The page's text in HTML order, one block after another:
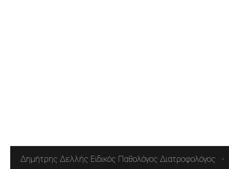
Δημήτρης Δελλής Ειδικός Παθολόγος Διατροφολόγος